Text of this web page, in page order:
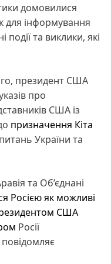
домовилися
для інформування
та виклики, які
президент США
про
США із
призначення Кіта
України та
та Об’єднані
Росією як можливі
США
Росії